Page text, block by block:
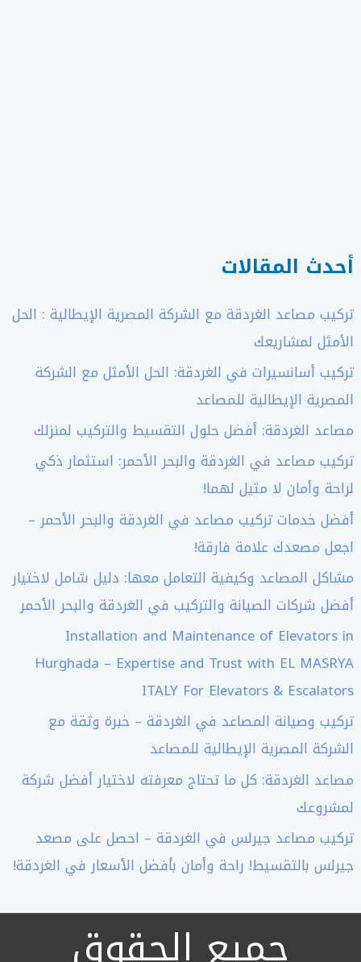
أحدث المقالات
تركيب مصاعد الغردقة مع الشركة المصرية الإيطالية : الحل
الأمثل لمشاريعك
تركيب أسانسيرات في الغردقة: الحل الأمثل مع الشركة
المصرية الإيطالية للمصاعد
مصاعد الغردقة: أفضل حلول التقسيط والتركيب لمنزلك
تركيب مصاعد في الغردقة والبحر الأحمر: استثمار ذكي
لراحة وأمان لا مثيل لهما!
أفضل خدمات تركيب مصاعد في الغردقة والبحر الأحمر –
اجعل مصعدك علامة فارقة!
مشاكل المصاعد وكيفية التعامل معها: دليل شامل لاختيار
أفضل شركات الصيانة والتركيب في الغردقة والبحر الأحمر
Installation and Maintenance of Elevators in
Hurghada – Expertise and Trust with EL MASRYA
ITALY For Elevators & Escalators
تركيب وصيانة المصاعد في الغردقة – خبرة وثقة مع
الشركة المصرية الإيطالية للمصاعد
مصاعد الغردقة: كل ما تحتاج معرفته لاختيار أفضل شركة
لمشروعك
تركيب مصاعد جيرلس في الغردقة – احصل على مصعد
جيرلس بالتقسيط! راحة وأمان بأفضل الأسعار في الغردقة!